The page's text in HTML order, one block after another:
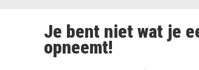
Je bent niet wat je
opneemt!